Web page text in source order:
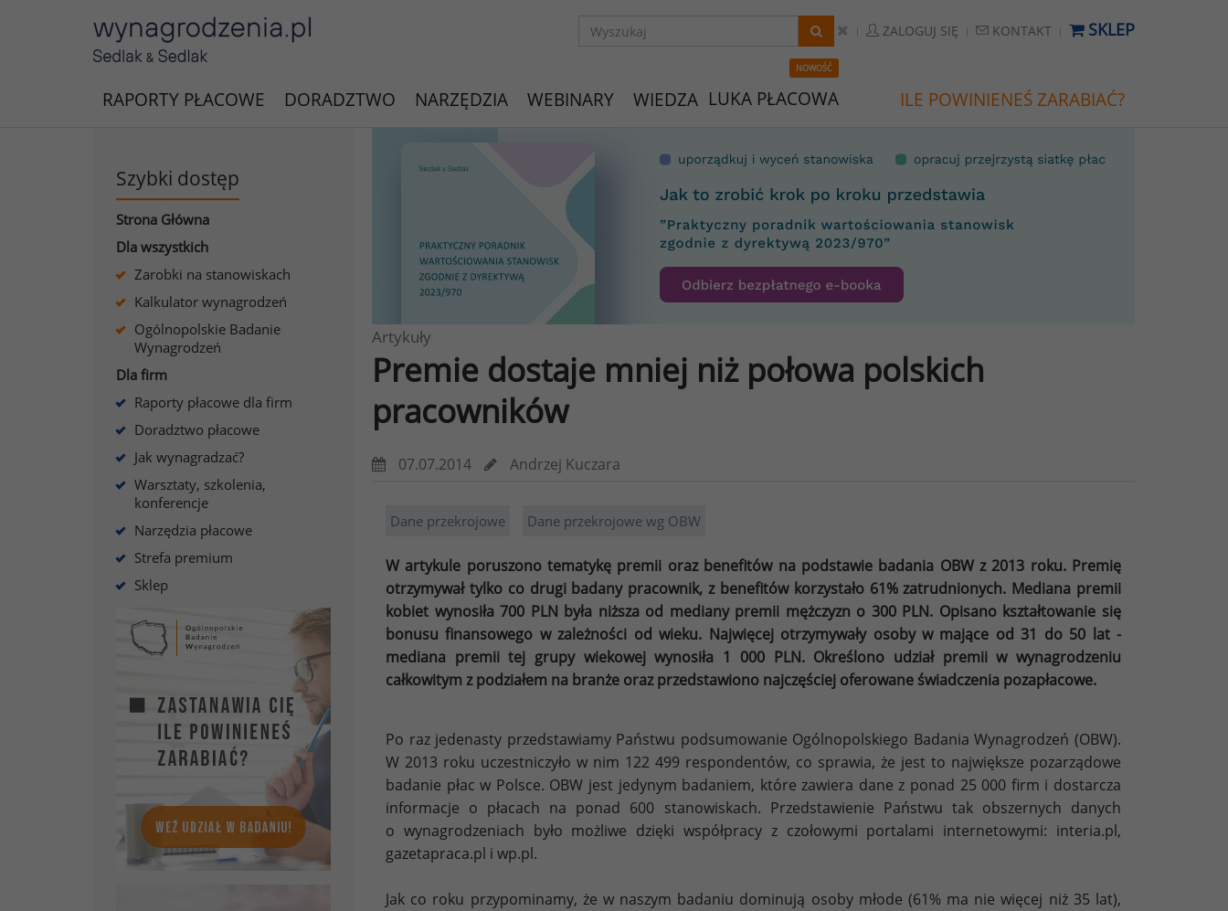
ZALOGUJ SIĘ KONTAKT SKLEP
RAPORTY PŁACOWE DORADZTWO NARZĘDZIA WEBINARY WIEDZA
NOWOŚĆ
LUKA PŁACOWA ILE POWINIENEŚ ZARABIAĆ?
Szybki dostęp
Strona Główna
Dla wszystkich
Zarobki na stanowiskach
Kalkulator wynagrodzeń
Ogólnopolskie Badanie
Wynagrodzeń
Dla firm
Raporty płacowe dla firm
Doradztwo płacowe
Jak wynagradzać?
Warsztaty, szkolenia,
konferencje
Narzędzia płacowe
Strefa premium
Sklep
Artykuły
Premie dostaje mniej niż połowa polskich
pracowników
07.07.2014 Andrzej Kuczara
Dane przekrojowe Dane przekrojowe wg OBW
W artykule poruszono tematykę premii oraz benefitów na podstawie badania OBW z 2013 roku. Premię
otrzymywał tylko co drugi badany pracownik, z benefitów korzystało 61% zatrudnionych. Mediana premii
kobiet wynosiła 700 PLN była niższa od mediany premii mężczyzn o 300 PLN. Opisano kształtowanie się
bonusu finansowego w zależności od wieku. Najwięcej otrzymywały osoby w mające od 31 do 50 lat -
mediana premii tej grupy wiekowej wynosiła 1 000 PLN. Określono udział premii w wynagrodzeniu
całkowitym z podziałem na branże oraz przedstawiono najczęściej oferowane świadczenia pozapłacowe.
Po raz jedenasty przedstawiamy Państwu podsumowanie Ogólnopolskiego Badania Wynagrodzeń (OBW).
W 2013 roku uczestniczyło w nim 122 499 respondentów, co sprawia, że jest to największe pozarządowe
badanie płac w Polsce. OBW jest jedynym badaniem, które zawiera dane z ponad 25 000 firm i dostarcza
informacje o płacach na ponad 600 stanowiskach. Przedstawienie Państwu tak obszernych danych
o wynagrodzeniach było możliwe dzięki współpracy z czołowymi portalami internetowymi: interia.pl,
gazetapraca.pl i wp.pl.
Jak co roku przypominamy, że w naszym badaniu dominują osoby młode (61% ma nie więcej niż 35 lat),